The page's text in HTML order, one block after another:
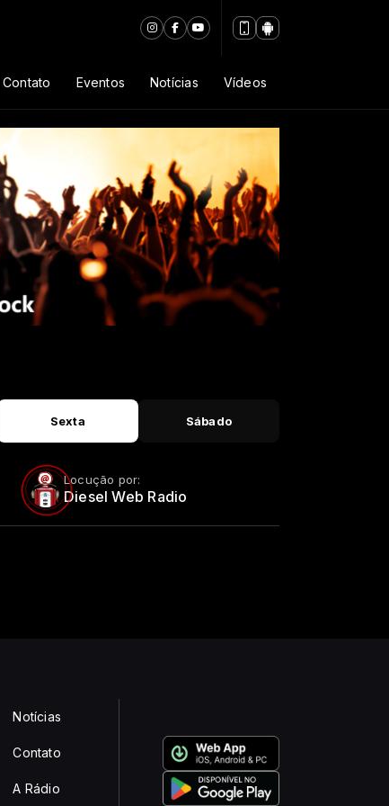
Contato Eventos Notícias Vídeos
Sexta Sábado
Locução por:
Diesel Web Radio
Notícias
Contato
A Rádio